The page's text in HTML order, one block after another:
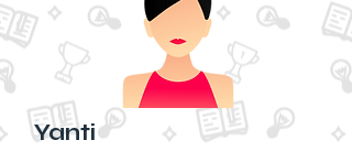
Yanti